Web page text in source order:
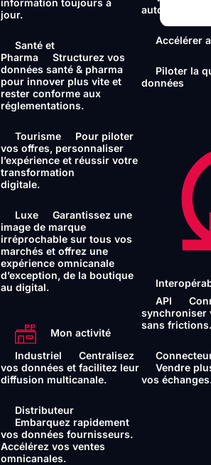
information toujours à
jour.
Santé et
Pharma
Structurez vos
données santé & pharma
pour innover plus vite et
rester conforme aux
réglementations.
Tourisme
Pour piloter
vos offres, personnaliser
l’expérience et réussir votre
transformation
digitale.
Luxe
Garantissez une
image de marque
irréprochable sur tous vos
marchés et offrez une
expérience omnicanale
d’exception, de la boutique
au digital.
Mon activité
Industriel
Centralisez
vos données et facilitez leur
diffusion multicanale.
Distributeur
Embarquez rapidement
vos données fournisseurs.
Accélérez vos ventes
omnicanales.
Accélérer
Piloter la
données
API
synchroniser
sans frictions.
Vendre
vos